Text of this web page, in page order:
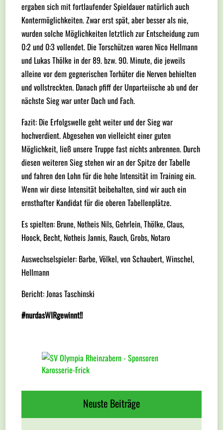
ergaben sich mit fortlaufender Spieldauer natürlich auch
Kontermöglichkeiten. Zwar erst spät, aber besser als nie,
wurden solche Möglichkeiten letztlich zur Entscheidung zum
0:2 und 0:3 vollendet. Die Torschützen waren Nico Hellmann
und Lukas Thölke in der 89. bzw. 90. Minute, die jeweils
alleine vor dem gegnerischen Torhüter die Nerven behielten
und vollstreckten. Danach pfiff der Unparteiische ab und der
nächste Sieg war unter Dach und Fach.
Fazit: Die Erfolgswelle geht weiter und der Sieg war
hochverdient. Abgesehen von vielleicht einer guten
Möglichkeit, ließ unsere Truppe fast nichts anbrennen. Durch
diesen weiteren Sieg stehen wir an der Spitze der Tabelle
und fahren den Lohn für die hohe Intensität im Training ein.
Wenn wir diese Intensität beibehalten, sind wir auch ein
ernsthafter Kandidat für die oberen Tabellenplätze.
Es spielten: Brune, Notheis Nils, Gehrlein, Thölke, Claus,
Hoock, Becht, Notheis Jannis, Rauch, Grobs, Notaro
Auswechselspieler: Barbe, Völkel, von Schaubert, Winschel,
Hellmann
Bericht: Jonas Taschinski
#nurdasWIRgewinnt!!
Neuste Beiträge